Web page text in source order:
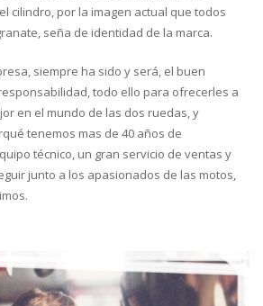
cilindro, por la imagen actual que todos
seña de identidad de la marca.
siempre ha sido y será, el buen
todo ello para ofrecerles a
en el mundo de las dos ruedas, y
tenemos mas de 40 años de
técnico, un gran servicio de ventas y
junto a los apasionados de las motos,